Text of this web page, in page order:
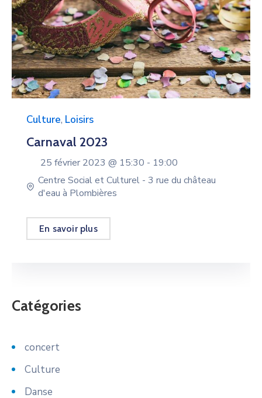
Culture, Loisirs
Carnaval 2023
25 février 2023 @ 15:30 - 19:00
Centre Social et Culturel - 3 rue du château
d'eau à Plombières
En savoir plus
Catégories
concert
Culture
Danse